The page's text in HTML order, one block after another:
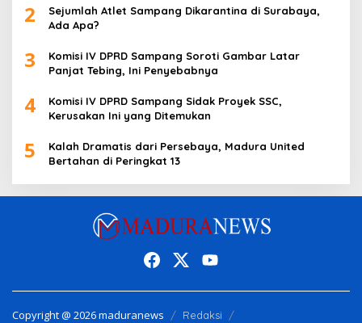
2
Sejumlah Atlet Sampang Dikarantina di Surabaya,
Ada Apa?
3
Komisi IV DPRD Sampang Soroti Gambar Latar
Panjat Tebing, Ini Penyebabnya
4
Komisi IV DPRD Sampang Sidak Proyek SSC,
Kerusakan Ini yang Ditemukan
5
Kalah Dramatis dari Persebaya, Madura United
Bertahan di Peringkat 13
Copyright @ 2026 maduranews
Redaksi